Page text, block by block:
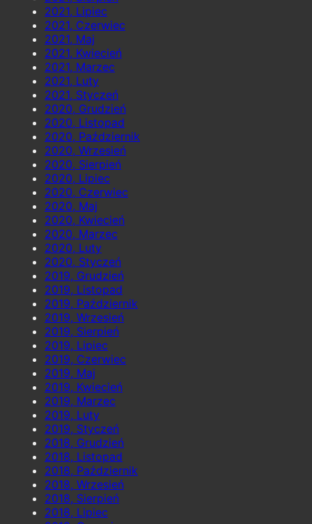
2021, Lipiec
2021, Czerwiec
2021, Maj
2021, Kwiecień
2021, Marzec
2021, Luty
2021, Styczeń
2020, Grudzień
2020, Listopad
2020, Październik
2020, Wrzesień
2020, Sierpień
2020, Lipiec
2020, Czerwiec
2020, Maj
2020, Kwiecień
2020, Marzec
2020, Luty
2020, Styczeń
2019, Grudzień
2019, Listopad
2019, Październik
2019, Wrzesień
2019, Sierpień
2019, Lipiec
2019, Czerwiec
2019, Maj
2019, Kwiecień
2019, Marzec
2019, Luty
2019, Styczeń
2018, Grudzień
2018, Listopad
2018, Październik
2018, Wrzesień
2018, Sierpień
2018, Lipiec